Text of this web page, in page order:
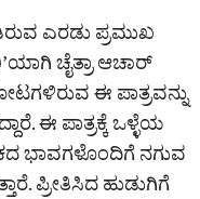
ಎರಡು ಪ್ರಮುಖ
ಚೈತ್ರಾ ಆಚಾರ್‌
ಈ ಪಾತ್ರವನ್ನು
ಈ ಪಾತ್ರಕ್ಕೆ ಒಳ್ಳೆಯ
ಭಾವಗಳೊಂದಿಗೆ ನಗುವ
ಪ್ರೀತಿಸಿದ ಹುಡುಗಿಗೆ